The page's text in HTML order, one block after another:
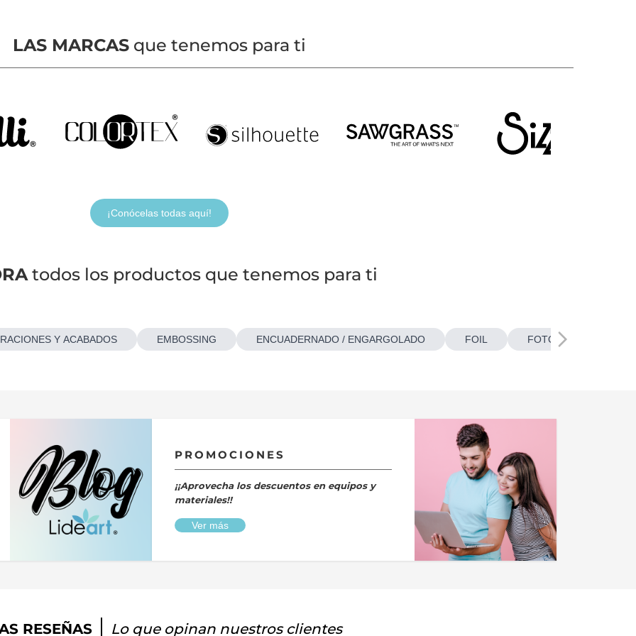
LAS MARCASque tenemos para ti
¡Conócelas todas aquí!
todos los productos que tenemos para ti
Y ACABADOS EMBOSSING ENCUADERNADO / ENGARGOLADO FOIL FOTOBOTONES
PROMOCIONES
¡¡Aprovecha los descuentos en equipos y
materiales!!
Ver más
RESEÑAS Lo que opinan nuestros clientes